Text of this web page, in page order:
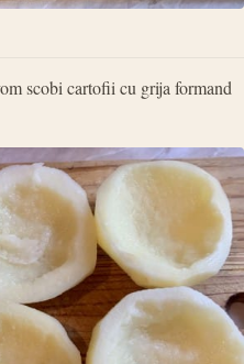
scobi cartofii cu grija formand